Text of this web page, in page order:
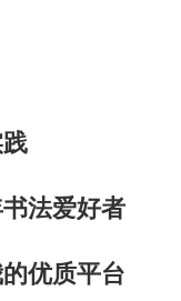
法爱好者
优质平台